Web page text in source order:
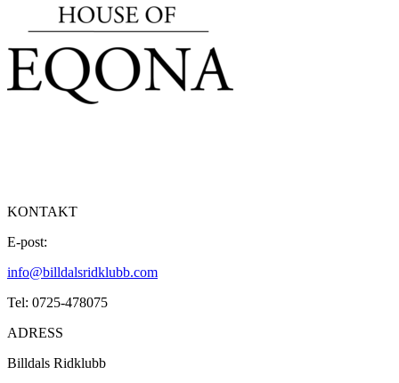
KONTAKT
E-post:
info@billdalsridklubb.com
Tel: 0725-478075
ADRESS
Billdals Ridklubb